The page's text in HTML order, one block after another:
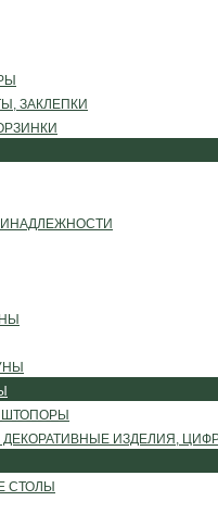
ЗАКЛЕПКИ
ШТОПОРЫ
ИЗДЕЛИЯ,
СТОЛЫ